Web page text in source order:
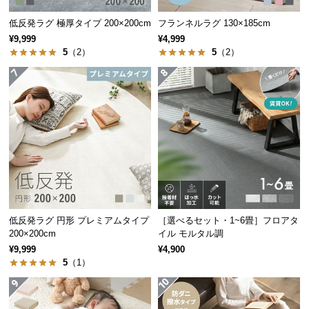
経
路
に
つ
い
て
返
品・
キ
ャ
ン
セ
ル
に
つ
い
て
低反発ラグ 極厚タイプ 200×200cm
¥9,999
5 （2）
フランネルラグ 130×185cm
¥4,999
5 （2）
低反発ラグ 円形 プレミアムタイプ
200×200cm
¥9,999
5 （1）
［選べるセット・1~6畳］フロアタ
イル モルタル調
¥4,900